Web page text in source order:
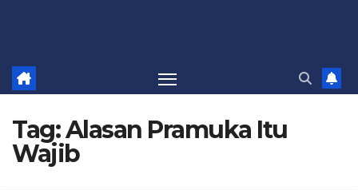
Tag:Alasan Pramuka Itu
Wajib